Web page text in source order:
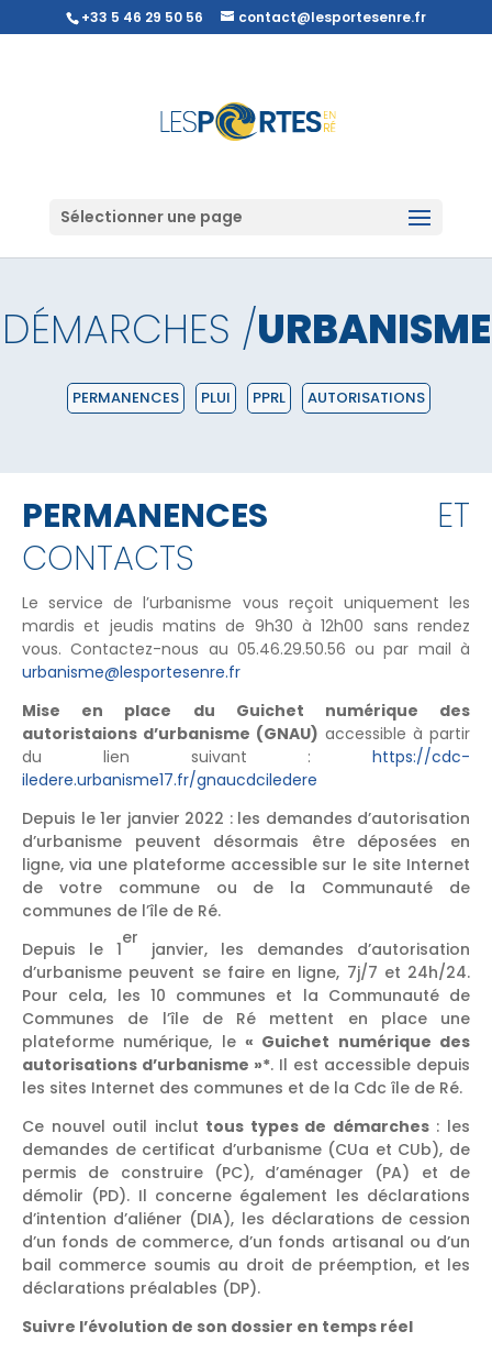
+33 5 46 29 50 56 contact@lesportesenre.fr
Sélectionner une page
DÉMARCHES /URBANISME
PERMANENCES PLUI PPRL AUTORISATIONS
PERMANENCES ET
CONTACTS
Le service de l’urbanisme vous reçoit uniquement les
mardis et jeudis matins de 9h30 à 12h00 sans rendez
vous. Contactez-nous au 05.46.29.50.56 ou par mail à
urbanisme@lesportesenre.fr
Mise en place du Guichet numérique des
autoristaions d’urbanisme (GNAU) accessible à partir
du lien suivant : https://cdc-
iledere.urbanisme17.fr/gnaucdciledere
Depuis le 1er janvier 2022 : les demandes d’autorisation
d’urbanisme peuvent désormais être déposées en
ligne, via une plateforme accessible sur le site Internet
de votre commune ou de la Communauté de
communes de l’île de Ré.
Depuis le 1
er
janvier, les demandes d’autorisation
d’urbanisme peuvent se faire en ligne, 7j/7 et 24h/24.
Pour cela, les 10 communes et la Communauté de
Communes de l’île de Ré mettent en place une
plateforme numérique, le « Guichet numérique des
autorisations d’urbanisme »*. Il est accessible depuis
les sites Internet des communes et de la Cdc île de Ré.
Ce nouvel outil inclut tous types de démarches: les
demandes de certificat d’urbanisme (CUa et CUb), de
permis de construire (PC), d’aménager (PA) et de
démolir (PD). Il concerne également les déclarations
d’intention d’aliéner (DIA), les déclarations de cession
d’un fonds de commerce, d’un fonds artisanal ou d’un
bail commerce soumis au droit de préemption, et les
déclarations préalables (DP).
Suivre l’évolution de son dossier en temps réel